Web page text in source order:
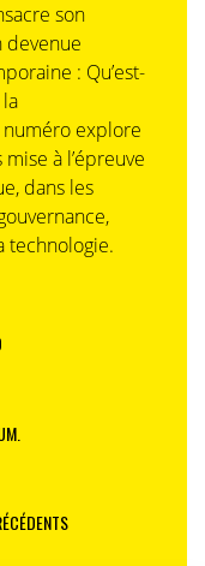
son
devenue
: Qu’est-
numéro explore
à l’épreuve
dans les
technologie.